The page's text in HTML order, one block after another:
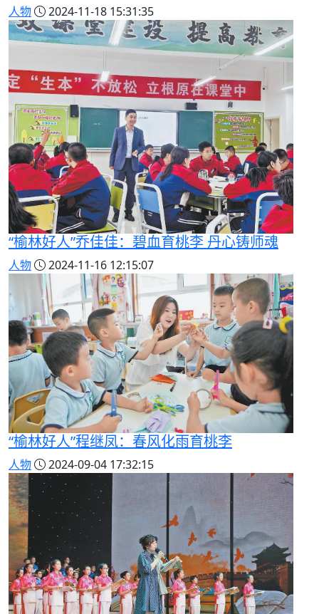
人物 2024-11-18 15:31:35
“榆林好人”乔佳佳：碧血育桃李 丹心铸师魂
人物 2024-11-16 12:15:07
“榆林好人”程继凤：春风化雨育桃李
人物 2024-09-04 17:32:15